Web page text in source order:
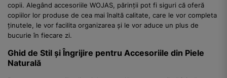
copii. Alegând accesoriile WOJAS, părinții pot fi siguri că oferă
copiilor lor produse de cea mai înaltă calitate, care le vor completa
ținutele, le vor facilita organizarea și le vor aduce un plus de
bucurie în fiecare zi.
Ghid de Stil și Îngrijire pentru Accesoriile din Piele
Naturală